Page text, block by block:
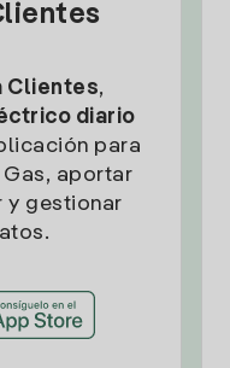
Clientes,
diario
para
aportar
y gestionar